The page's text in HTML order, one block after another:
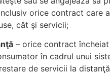
orice contract care
cât şi servicii;
– orice contract
în cadrul unui
de servicii la